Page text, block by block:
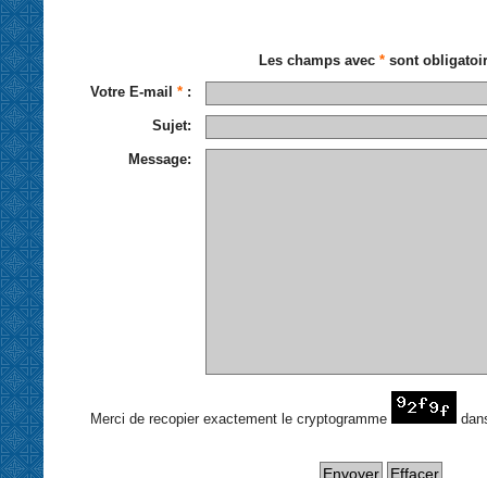
Les champs avec *sont
Votre E-mail * :
Sujet:
Message:
Merci de recopier exactement le cryptogramme